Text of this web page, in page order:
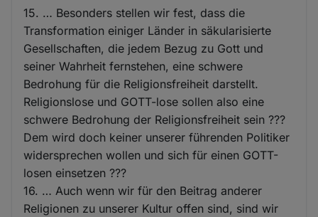
15. … Besonders stellen wir fest, dass die
Transformation einiger Länder in säkularisierte
Gesellschaften, die jedem Bezug zu Gott und
seiner Wahrheit fernstehen, eine schwere
Bedrohung für die Religionsfreiheit darstellt.
Religionslose und GOTT-lose sollen also eine
schwere Bedrohung der Religionsfreiheit sein ???
Dem wird doch keiner unserer führenden Politiker
widersprechen wollen und sich für einen GOTT-
losen einsetzen ???
16. … Auch wenn wir für den Beitrag anderer
Religionen zu unserer Kultur offen sind, sind wir